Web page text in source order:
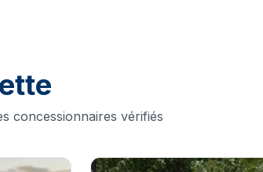
concessionnaires vérifiés